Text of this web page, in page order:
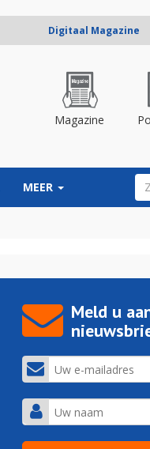
Digitaal Magazine
Magazine
MEER
Meld u